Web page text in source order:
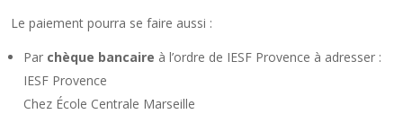
Le paiement pourra se faire aussi :
Par chèque bancaire à l’ordre de IESF Provence à adresser :
IESF Provence
Chez École Centrale Marseille